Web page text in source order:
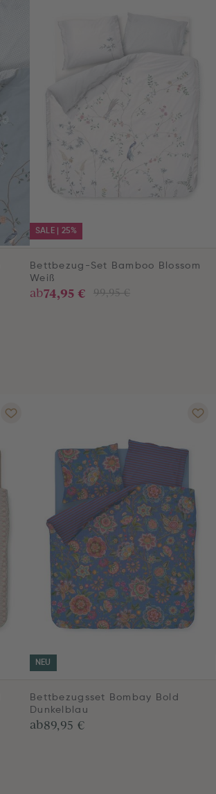
SALE | 25%
Bettbezug-Set Bamboo Blossom
Weiß
ab 99,95 €
74,95 €
NEU
Bettbezugsset Bombay Bold
Dunkelblau
ab89,95 €